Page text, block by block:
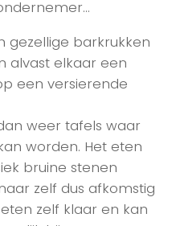
gezellige barkrukken
alvast elkaar een
een versierende
weer tafels waar
worden. Het eten
bruine stenen
zelf dus afkomstig
zelf klaar en kan